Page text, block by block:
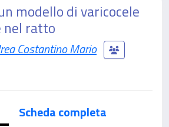
modello di varicocele
nel ratto
Costantino Mario
Scheda completa